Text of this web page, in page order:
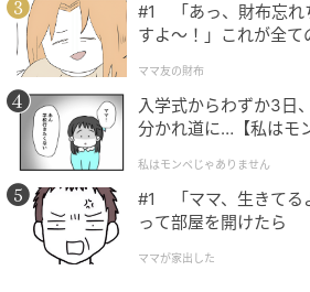
マイナビウーマン
【前菜】 ・ズワイ蟹の紹興酒漬け
肉団子の熟成黒酢ソース ・烏賊の
ヨネーズソース 彩りサラダ仕立て
#1 「あっ、財布忘れ
すよ〜！」これが全て
ママ友の財布
入学式からわずか3日
分かれ道に…【私はモ
私はモンペじゃありません
#1 「ママ、生きてる
って部屋を開けたら
ママが家出した